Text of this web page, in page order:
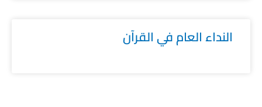
النداء العام في القرآن